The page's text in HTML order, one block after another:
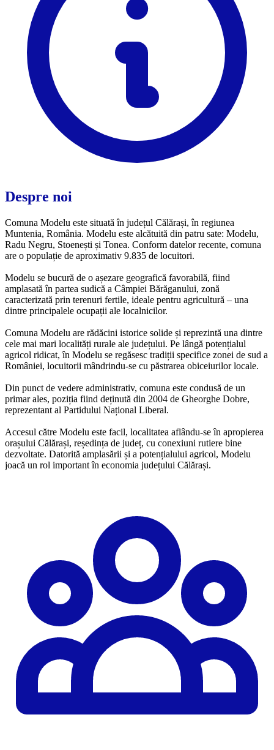
Despre noi
Comuna Modelu este situată în județul Călărași, în regiunea
Muntenia, România. Modelu este alcătuită din patru sate: Modelu,
Radu Negru, Stoenești și Tonea. Conform datelor recente, comuna
are o populație de aproximativ 9.835 de locuitori.
Modelu se bucură de o așezare geografică favorabilă, fiind
amplasată în partea sudică a Câmpiei Bărăganului, zonă
caracterizată prin terenuri fertile, ideale pentru agricultură – una
dintre principalele ocupații ale localnicilor.
Comuna Modelu are rădăcini istorice solide și reprezintă una dintre
cele mai mari localități rurale ale județului. Pe lângă potențialul
agricol ridicat, în Modelu se regăsesc tradiții specifice zonei de sud a
României, locuitorii mândrindu-se cu păstrarea obiceiurilor locale.
Din punct de vedere administrativ, comuna este condusă de un
primar ales, poziția fiind deținută din 2004 de Gheorghe Dobre,
reprezentant al Partidului Național Liberal.
Accesul către Modelu este facil, localitatea aflându-se în apropierea
orașului Călărași, reședința de județ, cu conexiuni rutiere bine
dezvoltate. Datorită amplasării și a potențialului agricol, Modelu
joacă un rol important în economia județului Călărași.